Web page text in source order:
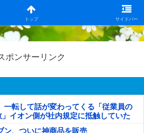
トップ サイドバー
ス録
ポンサーリンク
一転して話が変わってくる「従業員の
イオン側が社内規定に抵触していた
ン、ついに神商品を販売